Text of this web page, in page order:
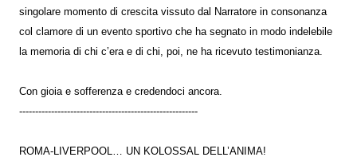
singolare momento di crescita vissuto dal Narratore in consonanza
col clamore di un evento sportivo che ha segnato in modo indelebile
la memoria di chi c’era e di chi, poi, ne ha ricevuto testimonianza.
Con gioia e sofferenza e credendoci ancora.
--------------------------------------------------------
ROMA-LIVERPOOL… UN KOLOSSAL DELL’ANIMA!